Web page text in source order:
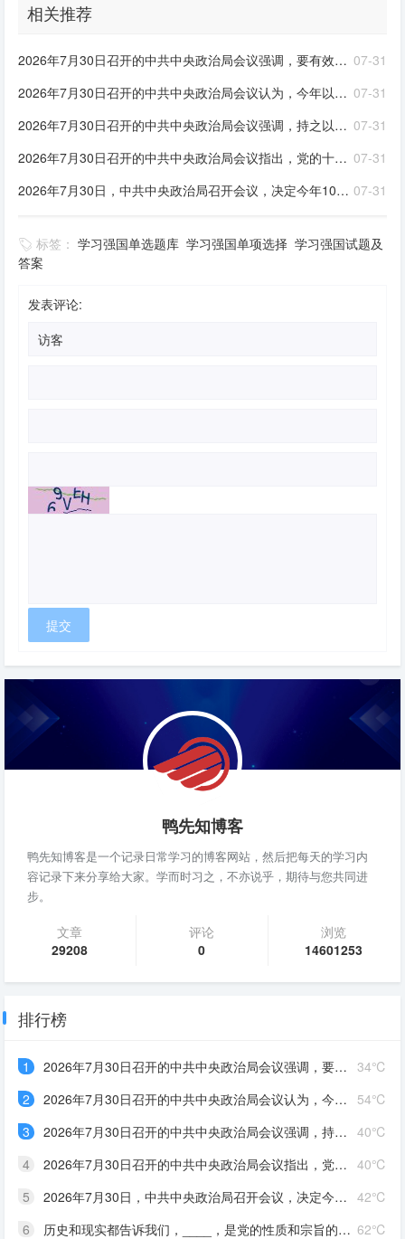
相关推荐
07-31
2026年7月30日召开的中共中央政治局会议强调，要有效扩大____，适应不同群体消费需求扩大优质供给，挖掘____潜力。扎实推进____规划建设。加快现代化产业体系建设，加强对基础研究的长期稳定支持，深入实施“人工智能+”行动，发展____，完善人工智能治理体系。积极推动前沿技术突破和未来产业发展，着力打造____，持续推动传统产业改造升级
07-31
2026年7月30日召开的中共中央政治局会议认为，今年以来，以习近平同志为核心的党中央团结带领全党全国各族人民锐意进取、奋勇拼搏，坚持统筹国内国际两个大局，统筹发展和安全，有效应对各种外部冲击和内部困难，我国经济呈现____、____的发展态势。同时，要高度重视经济运行中的困难挑战，坚定信心，迎难而上，用好各种机遇和优势，推动高质量发展行稳致远
07-31
2026年7月30日召开的中共中央政治局会议强调，持之以恒推进全面从严治党要坚持马克思列宁主义、毛泽东思想、邓小平理论、“三个代表”重要思想、科学发展观，全面贯彻____，深入学习贯彻____，落实____，以____为根本，坚持和加强党中央集中统一领导，着眼于提高党的长期执政能力、保持党的先进性和纯洁性、保持党同人民群众的血肉联系，坚持严的基调不动摇，健全全面从严治党体系，以党的政治建设为统领，全面推进党的各方面建设，充分激发全党积极性主动性创造性，不断实现党的自我净化、自我完善、自我革新、自我提高，确保党始终成为走在时代前列、人民衷心拥护、经得起各种风浪考验、朝气蓬勃的马克思主义执政党，始终成为中国特色社会主义事业的坚强领导核心。 ①习近平新时代中国特色社会主义思想②习近平党建思想③新时代党的建设总要求④党章。
07-31
2026年7月30日召开的中共中央政治局会议指出，党的十八大以来，全面从严治党取得伟大成就，开辟了百年大党____新境界，推动党和国家事业取得历史性成就、发生历史性变革，党和人民赢得强党强国的历史主动。同时，随着世情国情党情发生深刻变化，全面从严治党也面临许多新情况新问题。全党必须从巩固____、实现____的战略高度，深刻认识持之以恒推进全面从严治党的重大意义，坚定信心，保持定力，以____把新时代全面从严治党宝贵经验坚持好、运用好，把党的建设面临的突出问题整治好、解决好，把管党治党形成的良好政治局面巩固好、发展好
07-31
2026年7月30日，中共中央政治局召开会议，决定今年10月在北京召开中国共产党第二十届中央委员会____全体会议，主要议程是，中共中央政治局向中央委员会报告工作，研究____若干重大问题。会议分析研究当前经济形势，部署____经济工作。中共中央总书记习近平主持会议
标签： 学习强国单选题库 学习强国单项选择 学习强国试题及
答案
发表评论:
鸭先知博客
鸭先知博客是一个记录日常学习的博客网站，然后把每天的学习内
容记录下来分享给大家。学而时习之，不亦说乎，期待与您共同进
步。
文章
29208
评论
0
浏览
14601253
排行榜
34℃
1
2026年7月30日召开的中共中央政治局会议强调，要有效扩大____，适应不同群体消费需求扩大优质供给，挖掘____潜力。扎实推进____规划建设。加快现代化产业体系建设，加强对基础研究的长期稳定支持，深入实施“人工智能+”行动，发展____，完善人工智能治理体系。积极推动前沿技术突破和未来产业发展，着力打造____，持续推动传统产业改造升级
54℃
2
2026年7月30日召开的中共中央政治局会议认为，今年以来，以习近平同志为核心的党中央团结带领全党全国各族人民锐意进取、奋勇拼搏，坚持统筹国内国际两个大局，统筹发展和安全，有效应对各种外部冲击和内部困难，我国经济呈现____、____的发展态势。同时，要高度重视经济运行中的困难挑战，坚定信心，迎难而上，用好各种机遇和优势，推动高质量发展行稳致远
40℃
3
2026年7月30日召开的中共中央政治局会议强调，持之以恒推进全面从严治党要坚持马克思列宁主义、毛泽东思想、邓小平理论、“三个代表”重要思想、科学发展观，全面贯彻____，深入学习贯彻____，落实____，以____为根本，坚持和加强党中央集中统一领导，着眼于提高党的长期执政能力、保持党的先进性和纯洁性、保持党同人民群众的血肉联系，坚持严的基调不动摇，健全全面从严治党体系，以党的政治建设为统领，全面推进党的各方面建设，充分激发全党积极性主动性创造性，不断实现党的自我净化、自我完善、自我革新、自我提高，确保党始终成为走在时代前列、人民衷心拥护、经得起各种风浪考验、朝气蓬勃的马克思主义执政党，始终成为中国特色社会主义事业的坚强领导核心。 ①习近平新时代中国特色社会主义思想②习近平党建思想③新时代党的建设总要求④党章。
40℃
4
2026年7月30日召开的中共中央政治局会议指出，党的十八大以来，全面从严治党取得伟大成就，开辟了百年大党____新境界，推动党和国家事业取得历史性成就、发生历史性变革，党和人民赢得强党强国的历史主动。同时，随着世情国情党情发生深刻变化，全面从严治党也面临许多新情况新问题。全党必须从巩固____、实现____的战略高度，深刻认识持之以恒推进全面从严治党的重大意义，坚定信心，保持定力，以____把新时代全面从严治党宝贵经验坚持好、运用好，把党的建设面临的突出问题整治好、解决好，把管党治党形成的良好政治局面巩固好、发展好
42℃
5
2026年7月30日，中共中央政治局召开会议，决定今年10月在北京召开中国共产党第二十届中央委员会____全体会议，主要议程是，中共中央政治局向中央委员会报告工作，研究____若干重大问题。会议分析研究当前经济形势，部署____经济工作。中共中央总书记习近平主持会议
62℃
6
历史和现实都告诉我们，____，是党的性质和宗旨的体现，是中国共产党区别于其他政党的显著标志，也是党发展壮大的重要原因；能否保持党同人民群众的血肉联系，决定着党的事业的成败